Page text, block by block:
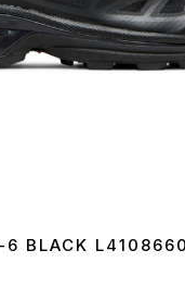
товару та його
— розташування
дрібні принти,
тощо) можуть
6 BLACK